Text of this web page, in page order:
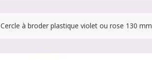
Cercle à broder plastique violet ou rose 130 mm